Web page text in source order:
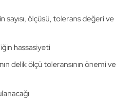
sayısı, ölçüsü, tolerans değeri ve
hassasiyeti
delik ölçü toleransının önemi ve